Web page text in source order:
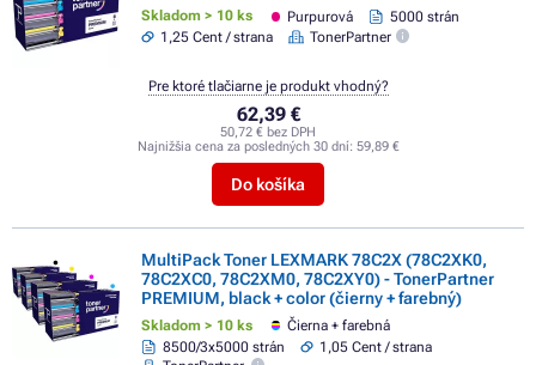
Skladom > 10 ks Purpurová
5000 strán
1,25 Cent / strana
TonerPartner
62,39 €
50,72 € bez DPH
Najnižšia cena za posledných 30 dní: 59,89 €
Do košíka
Pre ktoré tlačiarne je produkt vhodný?
MultiPack Toner LEXMARK 78C2X (78C2XK0,
78C2XC0, 78C2XM0, 78C2XY0) - TonerPartner
PREMIUM, black + color (čierny + farebný)
Skladom > 10 ks
Čierna + farebná
8500/3x5000 strán
1,05 Cent / strana